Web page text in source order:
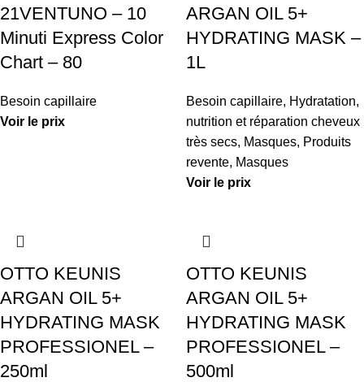
21VENTUNO – 10
Minuti Express Color
Chart – 80
Besoin capillaire
Voir le prix
ARGAN OIL 5+
HYDRATING MASK –
1L
Besoin capillaire, Hydratation,
nutrition et réparation cheveux
très secs, Masques, Produits
revente, Masques
Voir le prix
OTTO KEUNIS
ARGAN OIL 5+
HYDRATING MASK
PROFESSIONEL –
250ml
OTTO KEUNIS
ARGAN OIL 5+
HYDRATING MASK
PROFESSIONEL –
500ml